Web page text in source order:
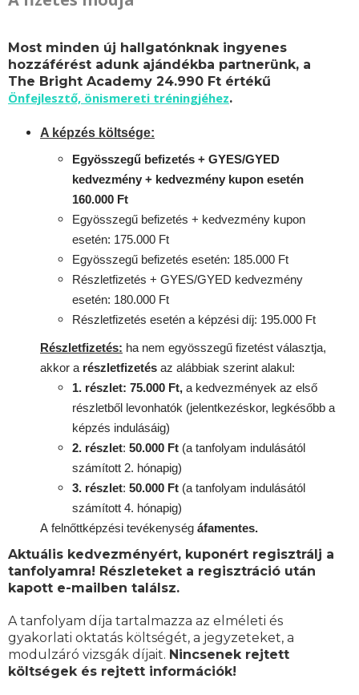
Most minden új hallgatónknak ingyenes
hozzáférést adunk ajándékba partnerünk, a
The Bright Academy 24.990 Ft értékű
Önfejlesztő, önismereti tréningjéhez.
A képzés költsége:
Egyösszegű befizetés + GYES/GYED
kedvezmény + kedvezmény kupon esetén
160.000 Ft
Egyösszegű befizetés + kedvezmény kupon
esetén: 175.000 Ft
Egyösszegű befizetés esetén: 185.000 Ft
Részletfizetés + GYES/GYED kedvezmény
esetén: 180.000 Ft
Részletfizetés esetén a képzési díj: 195.000 Ft
Részletfizetés: ha nem egyösszegű fizetést választja,
akkor a részletfizetés az alábbiak szerint alakul:
1. részlet: 75.000 Ft, a kedvezmények az első
részletből levonhatók (jelentkezéskor, legkésőbb a
képzés indulásáig)
2. részlet: 50.000 Ft (a tanfolyam indulásától
számított 2. hónapig)
3. részlet: 50.000 Ft (a tanfolyam indulásától
számított 4. hónapig)
A felnőttképzési tevékenység áfamentes.
Aktuális kedvezményért, kuponért regisztrálj a
tanfolyamra! Részleteket a regisztráció után
kapott e-mailben találsz.
A tanfolyam díja tartalmazza az elméleti és
gyakorlati oktatás költségét, a jegyzeteket, a
modulzáró vizsgák díjait. Nincsenek rejtett
költségek és rejtett információk!